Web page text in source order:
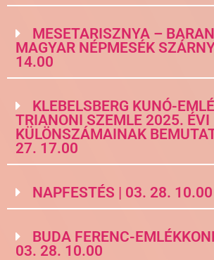
MESETARISZNYA –
MAGYAR NÉPMESÉK
14.00
KLEBELSBERG KUNÓ-
TRIANONI SZEMLE 2025. ÉVI
KÜLÖNSZÁMAINAK
27. 17.00
NAPFESTÉS | 03. 28. 10.00
BUDA FERENC-
03. 28. 10.00